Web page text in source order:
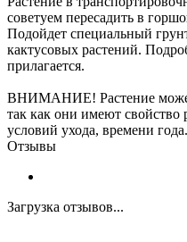
советуем пересадить в
Подойдет специальный
кактусовых растений.
прилагается.
ВНИМАНИЕ! Растение может
так как они имеют свойство
условий ухода, времени года.
Отзывы
Загрузка отзывов...